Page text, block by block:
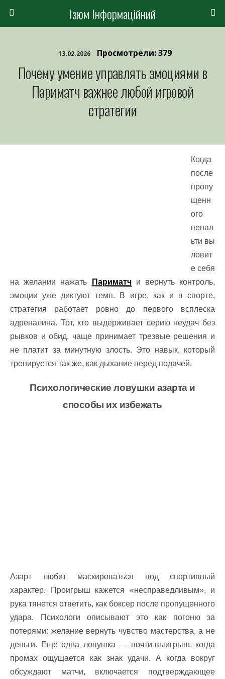
Ізюм Інформаційний
13.02.2026 Просмотрели: 379
Почему умение управлять эмоциями в
Париматч важнее любой игровой
стратегии
Когда
после
пропу
щенн
ого
пенал
ьти вы
ловит
е себя
на желании нажать
Париматчи вернуть контроль,
эмоции уже диктуют темп. В игре, как и в спорте,
стратегия работает ровно до первого всплеска
адреналина. Тот, кто выдерживает серию неудач без
рывков и обид, чаще принимает трезвые решения и
не платит за минутную злость. Это навык, который
тренируется так же, как дыхание перед подачей.
Психологические ловушки азарта и
способы их избежать
Азарт любит маскироваться под спортивный
характер. Проигрыш кажется «несправедливым», и
рука тянется ответить, как боксер после пропущенного
удара. Психологи описывают это как погоню за
потерями: желание вернуть чувство мастерства, а не
деньги. Ещё одна ловушка — почти-выигрыш, когда
промах ощущается как знак удачи. А когда вокруг
обсуждают матчи, включается подтверждающее